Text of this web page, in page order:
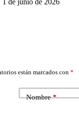
están marcados con *
Nombre*